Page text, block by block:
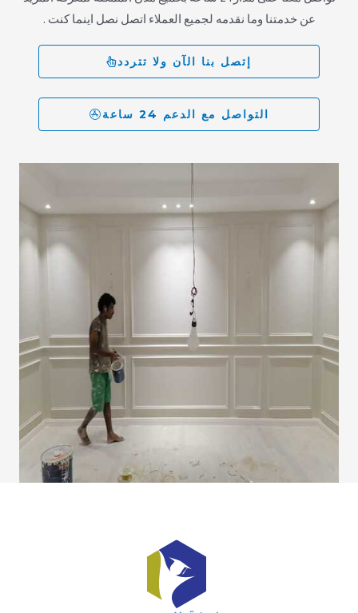
عن خدمتنا وما نقدمه لجميع العملاء اتصل نصل اينما كنت .
إتصل بنا الآن ولا تتردد
التواصل مع الدعم 24 ساعة